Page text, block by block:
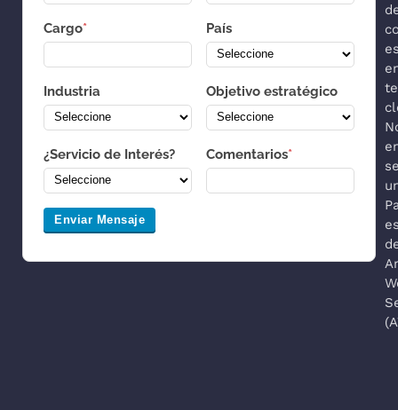
Cargo* País
Industria Objetivo estratégico
¿Servicio de Interés? Comentarios*
Enviar Mensaje